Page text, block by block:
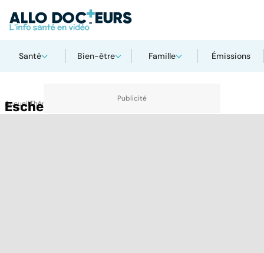
Santé Bien-être Famille Émissions
AccueilThématiques
Escherichia coli